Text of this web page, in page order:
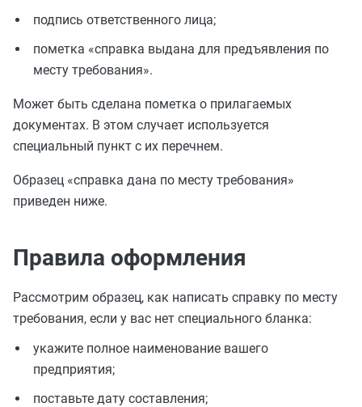
подпись ответственного лица;
пометка «справка выдана для предъявления по
месту требования».
Может быть сделана пометка о прилагаемых
документах. В этом случает используется
специальный пункт с их перечнем.
Образец «справка дана по месту требования»
приведен ниже.
Правила оформления
Рассмотрим образец, как написать справку по месту
требования, если у вас нет специального бланка:
укажите полное наименование вашего
предприятия;
поставьте дату составления;